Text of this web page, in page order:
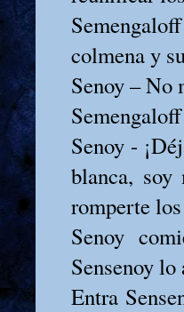
colmena y
Senoy – No
Senoy -
blanca, soy
romperte
Senoy
Sensenoy
Entra